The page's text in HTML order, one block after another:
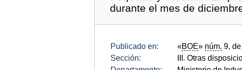
durante el mes de
Publicado en: «BOE» núm. 9,
Sección:
III. Otras